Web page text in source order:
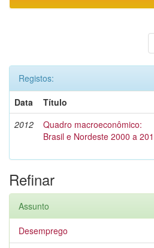
Registos:
Data
Título
2012
Quadro macroeconômico:
Brasil e Nordeste 2000 a
Refinar
Assunto
Desemprego